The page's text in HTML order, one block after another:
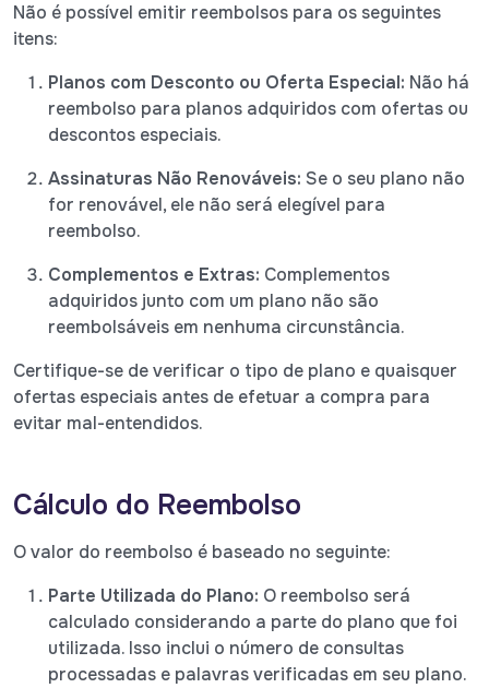
Não é possível emitir reembolsos para os seguintes
itens:
Planos com Desconto ou Oferta Especial: Não há
reembolso para planos adquiridos com ofertas ou
descontos especiais.
Assinaturas Não Renováveis: Se o seu plano não
for renovável, ele não será elegível para
reembolso.
Complementos e Extras: Complementos
adquiridos junto com um plano não são
reembolsáveis em nenhuma circunstância.
Certifique-se de verificar o tipo de plano e quaisquer
ofertas especiais antes de efetuar a compra para
evitar mal-entendidos.
Cálculo do Reembolso
O valor do reembolso é baseado no seguinte:
Parte Utilizada do Plano: O reembolso será
calculado considerando a parte do plano que foi
utilizada. Isso inclui o número de consultas
processadas e palavras verificadas em seu plano.